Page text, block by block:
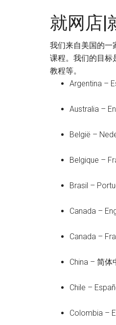
就网店|
我们来自美国的一
课程。我们的目标
教程等。
Argentina –
Australia –
België –
Belgique –
Brasil –
Canada –
Canada –
China – 简
Chile –
Colombia –